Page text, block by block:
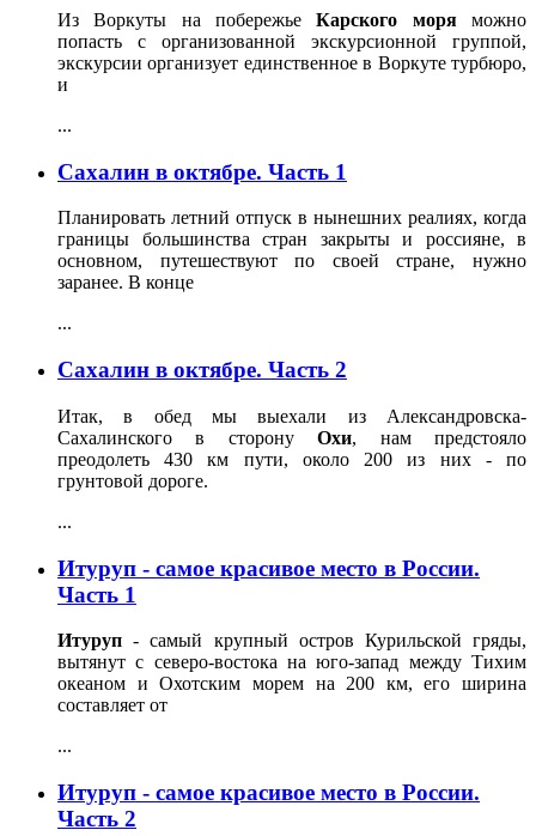
Из Воркуты на побережьеКарского моряможно
попасть с организованной экскурсионной группой,
экскурсии организует единственное в Воркуте турбюро,
и
...
Сахалин в октябре. Часть 1
Планировать летний отпуск в нынешних реалиях, когда
границы большинства стран закрыты и россияне, в
основном, путешествуют по своей стране, нужно
заранее. В конце
...
Сахалин в октябре. Часть 2
Итак, в обед мы выехали из Александровска-
Сахалинского в сторонуОхи, нам предстояло
преодолеть 430 км пути, около 200 из них - по
грунтовой дороге.
...
Итуруп - самое красивое место в России.
Часть 1
Итуруп - самый крупный остров Курильской гряды,
вытянут с северо-востока на юго-запад между Тихим
океаном и Охотским морем на 200 км, его ширина
составляет от
...
Итуруп - самое красивое место в России.
Часть 2